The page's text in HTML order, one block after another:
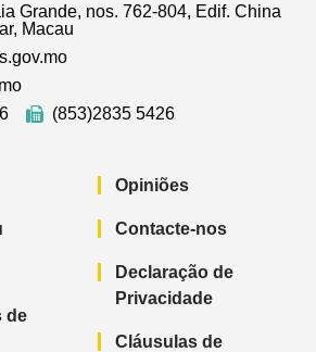
Grande, nos. 762-804, Edif. China
Macau
(853)2835 5426
de
Opiniões
Contacte-nos
Declaração de
Privacidade
Cláusulas de